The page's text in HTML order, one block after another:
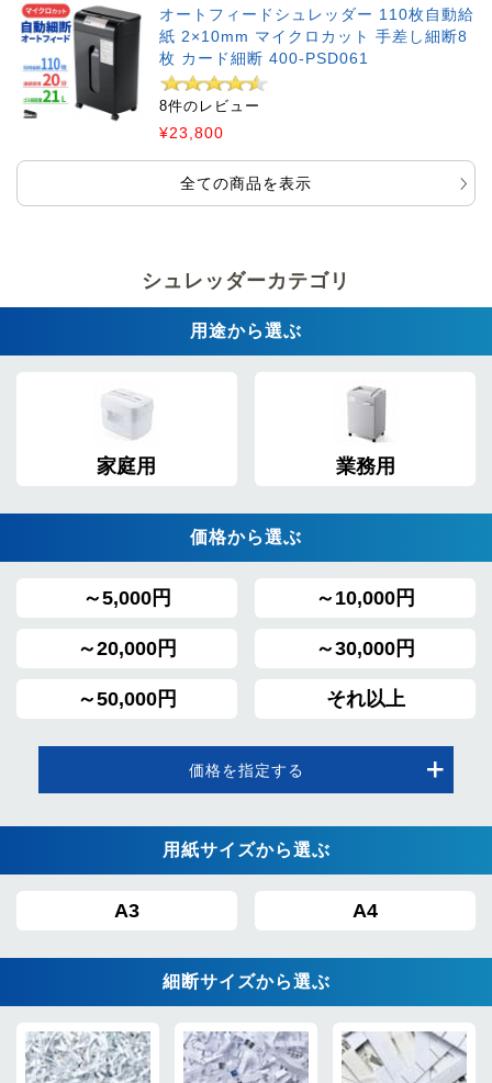
オートフィードシュレッダー 110枚自動給
紙 2×10mm マイクロカット 手差し細断8
枚 カード細断 400-PSD061
8件のレビュー
¥23,800
全ての商品を表示
シュレッダーカテゴリ
用途から選ぶ
家庭用 業務用
価格から選ぶ
～5,000円 ～10,000円
～20,000円 ～30,000円
～50,000円 それ以上
価格を指定する
用紙サイズから選ぶ
A3 A4
細断サイズから選ぶ